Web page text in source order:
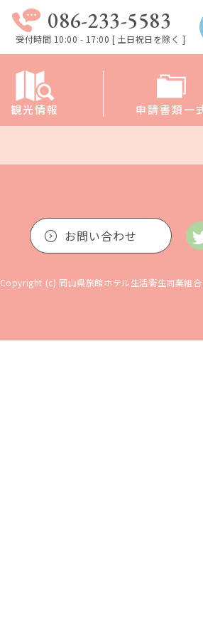
086-233-5583
受付時間 10:00 - 17:00 [ 土日祝日を除く ]
観光情報 申請書類一
お問い合わせ
Copyright (c) 岡山県旅館ホテル生活衛生同業組